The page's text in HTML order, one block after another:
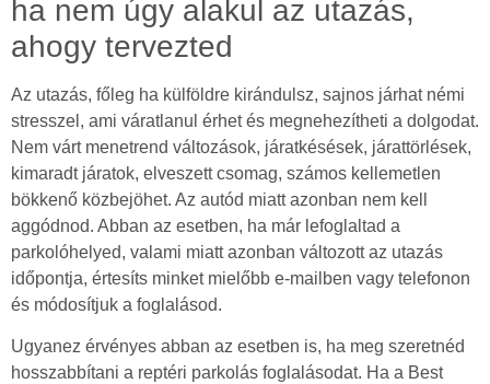
ha nem úgy alakul az utazás,
ahogy tervezted
Az utazás, főleg ha külföldre kirándulsz, sajnos járhat némi
stresszel, ami váratlanul érhet és megnehezítheti a dolgodat.
Nem várt menetrend változások, járatkésések, járattörlések,
kimaradt járatok, elveszett csomag, számos kellemetlen
bökkenő közbejöhet. Az autód miatt azonban nem kell
aggódnod. Abban az esetben, ha már lefoglaltad a
parkolóhelyed, valami miatt azonban változott az utazás
időpontja, értesíts minket mielőbb e-mailben vagy telefonon
és módosítjuk a foglalásod.
Ugyanez érvényes abban az esetben is, ha meg szeretnéd
hosszabbítani a reptéri parkolás foglalásodat. Ha a Best